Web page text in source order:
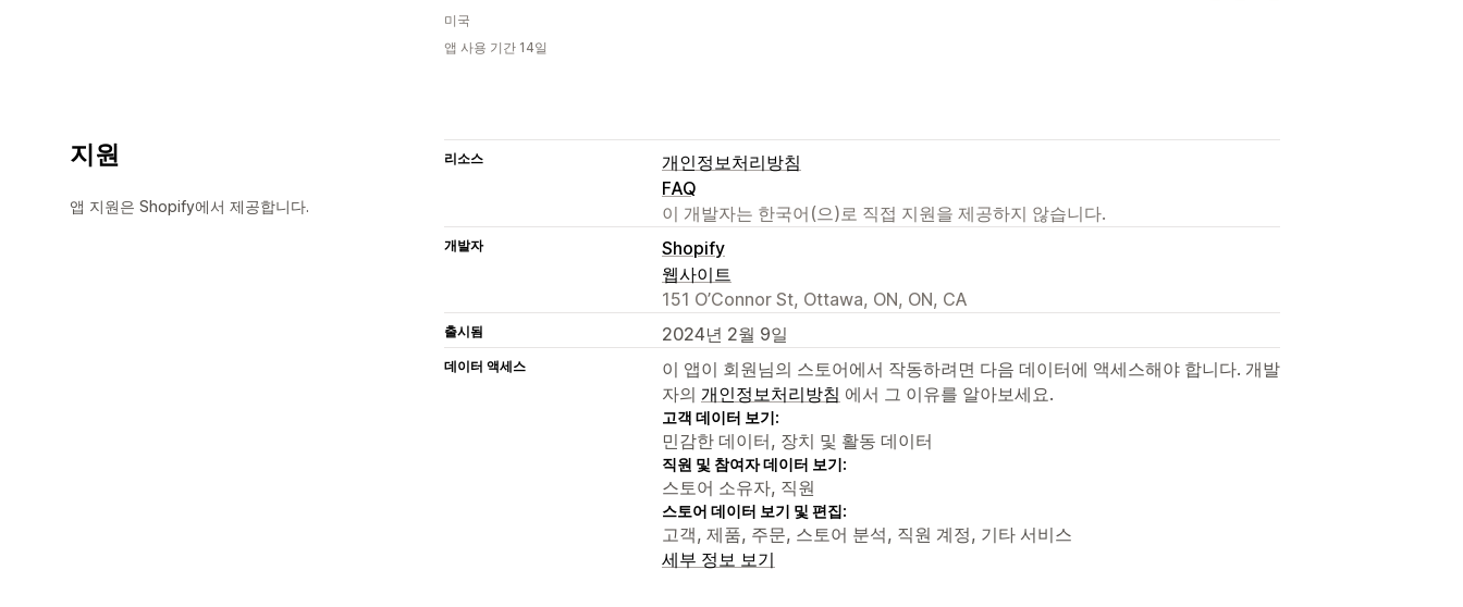
미국
앱 사용 기간 14일
지원
앱 지원은 Shopify에서 제공합니다.
리소스
개인정보처리방침
FAQ
이 개발자는 한국어(으)로 직접 지원을 제공하지 않습니다.
개발자
Shopify
웹사이트
151 O’Connor St, Ottawa, ON, ON, CA
출시됨 2024년 2월 9일
데이터 액세스
이 앱이 회원님의 스토어에서 작동하려면 다음 데이터에 액세스해야 합니다. 개발
자의 개인정보처리방침 에서 그 이유를 알아보세요.
고객 데이터 보기:
민감한 데이터, 장치 및 활동 데이터
직원 및 참여자 데이터 보기:
스토어 소유자, 직원
스토어 데이터 보기 및 편집:
고객, 제품, 주문, 스토어 분석, 직원 계정, 기타 서비스
세부 정보 보기